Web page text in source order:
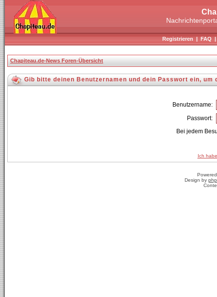
Registrieren|FAQ
Chapiteau.de-News Foren-Übersicht
Gib bitte deinen Benutzernamen und dein Passwort ein, um
Benutzername:
Passwort:
Bei jedem
Ich
Design by